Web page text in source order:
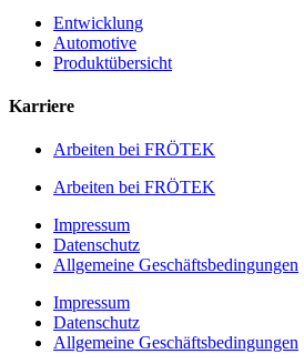
Entwicklung
Automotive
Produktübersicht
Karriere
Arbeiten bei FRÖTEK
Arbeiten bei FRÖTEK
Impressum
Datenschutz
Allgemeine Geschäftsbedingungen
Impressum
Datenschutz
Allgemeine Geschäftsbedingungen